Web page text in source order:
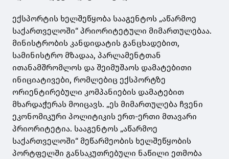
ექსპორტის ხელშეწყობა სააგენტოს „აწარმოე
საქართველოში“ პრიორიტეტული მიმართულებაა.
მინისტრობის კანდიდატის განცხადებით,
სამინისტრო მზადაა, პარლამენტთან
ითანამშრომლოს და შეიმუშაოს დამატებითი
ინიციატივები, რომლებიც ექსპორტზე
ორიენტირებული კომპანიების დამატებით
მხარდაჭერას მოიცავს. „ეს მიმართულება ჩვენი
ეკონომიკური პოლიტიკის ერთ-ერთი მთავარი
პრიორიტეტია. სააგენტოს „აწარმოე
საქართველოში“ მეწარმეობის ხელშეწყობის
პორტფელში განსაკუთრებული ნაწილი ეთმობა